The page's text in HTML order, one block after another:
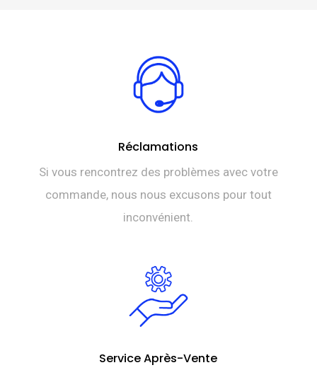
Réclamations
Si vous rencontrez des problèmes avec votre
commande, nous nous excusons pour tout
inconvénient.
Service Après-Vente